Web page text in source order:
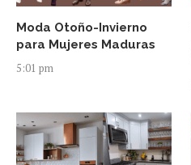
Moda Otoño-Invierno
para Mujeres Maduras
5:01 pm